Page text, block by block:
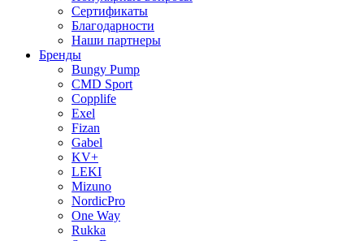
Сертификаты
Благодарности
Наши партнеры
Бренды
Bungy Pump
CMD Sport
Copplife
Exel
Fizan
Gabel
KV+
LEKI
Mizuno
NordicPro
One Way
Rukka